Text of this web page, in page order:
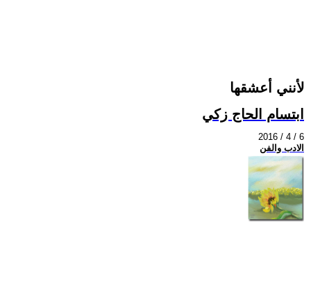
لأنني أعشقها
ابتسام الحاج زكي
2016 / 4 / 6
الادب والفن